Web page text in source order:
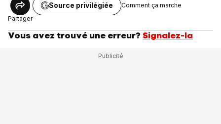
Partager
Source privilégiée Comment ça marche
Vous avez trouvé une erreur? Signalez-la